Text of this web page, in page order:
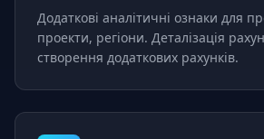
Додаткові аналітичні ознаки для
проекти, регіони. Деталізація
створення додаткових рахунків.